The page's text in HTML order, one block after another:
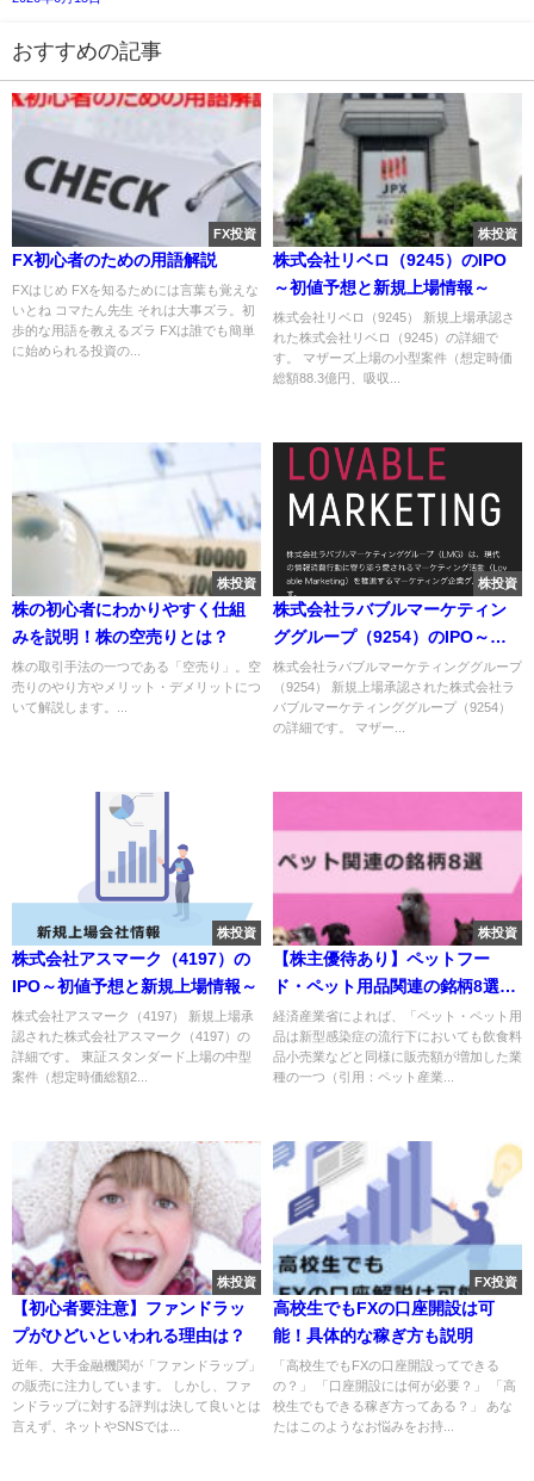
おすすめの記事
FX投資
FX初心者のための用語解説
FXはじめ FXを知るためには言葉も覚えな
いとね コマたん先生 それは大事ズラ。初
歩的な用語を教えるズラ FXは誰でも簡単
に始められる投資の...
株投資
株式会社リベロ（9245）のIPO
～初値予想と新規上場情報～
株式会社リベロ（9245） 新規上場承認さ
れた株式会社リベロ（9245）の詳細で
す。 マザーズ上場の小型案件（想定時価
総額88.3億円、吸収...
株投資
株の初心者にわかりやすく仕組
みを説明！株の空売りとは？
株の取引手法の一つである「空売り」。空
売りのやり方やメリット・デメリットにつ
いて解説します。...
株投資
株式会社ラバブルマーケティン
ググループ（9254）のIPO～初
値予想と新規上場情報～
株式会社ラバブルマーケティンググループ
（9254） 新規上場承認された株式会社ラ
バブルマーケティンググループ（9254）
の詳細です。 マザー...
株投資
株式会社アスマーク（4197）の
IPO～初値予想と新規上場情報～
株式会社アスマーク（4197） 新規上場承
認された株式会社アスマーク（4197）の
詳細です。 東証スタンダード上場の中型
案件（想定時価総額2...
株投資
【株主優待あり】ペットフー
ド・ペット用品関連の銘柄8選！
配当金も紹介
経済産業省によれば、「ペット・ペット用
品は新型感染症の流行下においても飲食料
品小売業などと同様に販売額が増加した業
種の一つ（引用：ペット産業...
株投資
【初心者要注意】ファンドラッ
プがひどいといわれる理由は？
近年、大手金融機関が「ファンドラップ」
の販売に注力しています。 しかし、ファ
ンドラップに対する評判は決して良いとは
言えず、ネットやSNSでは...
FX投資
高校生でもFXの口座開設は可
能！具体的な稼ぎ方も説明
「高校生でもFXの口座開設ってできる
の？」 「口座開設には何が必要？」 「高
校生でもできる稼ぎ方ってある？」 あな
たはこのようなお悩みをお持...